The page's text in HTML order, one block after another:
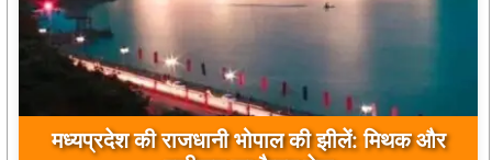
मुख्यमंत्री डॉ. मोहन यादव ने मऊगंज के बहुती जलप्रपात